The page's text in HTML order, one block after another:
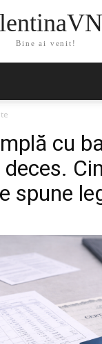
Bine ai venit!
cu
spune